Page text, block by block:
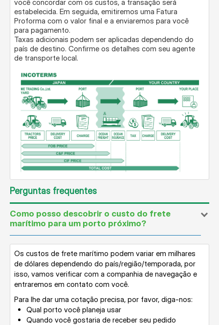
você concordar com os custos, a transação será
estabelecida. Em seguida, emitiremos uma Fatura
Proforma com o valor final e a enviaremos para você
para pagamento.
Taxas adicionais podem ser aplicadas dependendo do
país de destino. Confirme os detalhes com seu agente
de transporte local.
Perguntas frequentes
Como posso descobrir o custo do frete
marítimo para um porto próximo?
Os custos de frete marítimo podem variar em milhares
de dólares dependendo do país/região/temporada, por
isso, vamos verificar com a companhia de navegação e
entraremos em contato com você.
Para lhe dar uma cotação precisa, por favor, diga-nos:
Qual porto você planeja usar
Quando você gostaria de receber seu pedido